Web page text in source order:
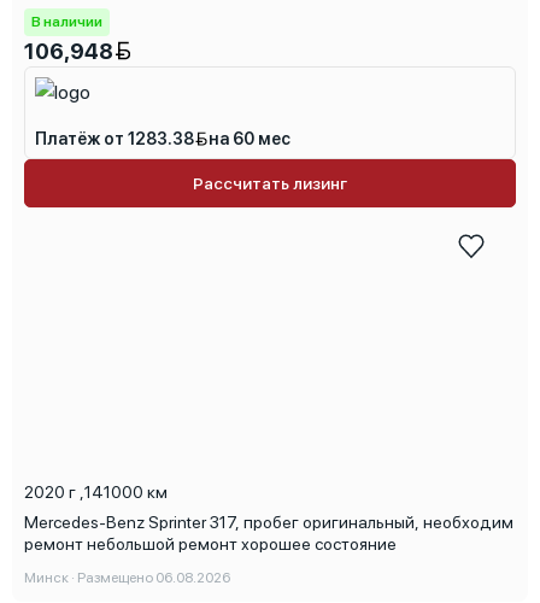
2020 г 141000 км
Mercedes-Benz Sprinter 317, пробег оригинальный, необходим
ремонт небольшой ремонт хорошее состояние
Минск · Размещено 06.08.2026
В наличии
106,948
Платёж от 1283.38 на 60 мес
Рассчитать лизинг